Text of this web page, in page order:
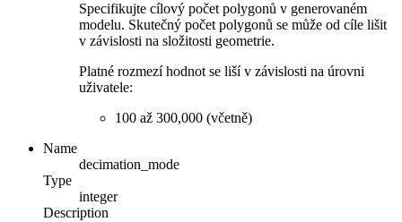
Specifikujte cílový počet polygonů v generovaném
modelu. Skutečný počet polygonů se může od cíle lišit
v závislosti na složitosti geometrie.
Platné rozmezí hodnot se liší v závislosti na úrovni
uživatele:
100 až 300,000 (včetně)
Name
decimation_mode
Type
integer
Description